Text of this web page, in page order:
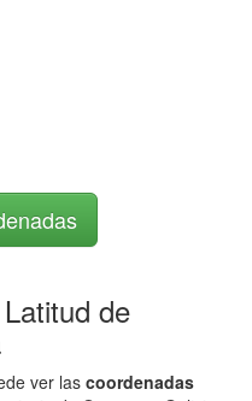
de
ver las coordenadas